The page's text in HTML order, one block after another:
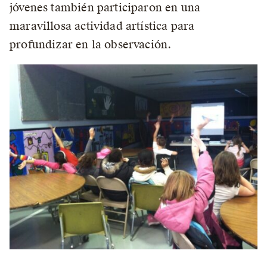
jóvenes también participaron en una
maravillosa actividad artística para
profundizar en la observación.